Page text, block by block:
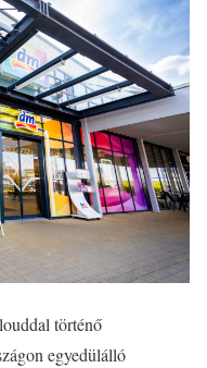
történő
egyedülálló